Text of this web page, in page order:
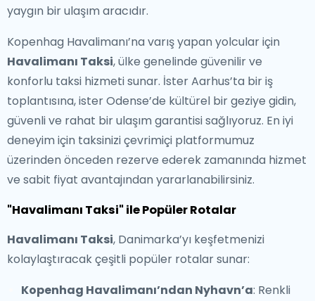
yaygın bir ulaşım aracıdır.
Kopenhag Havalimanı’na varış yapan yolcular için
Havalimanı Taksi, ülke genelinde güvenilir ve
konforlu taksi hizmeti sunar. İster Aarhus’ta bir iş
toplantısına, ister Odense’de kültürel bir geziye gidin,
güvenli ve rahat bir ulaşım garantisi sağlıyoruz. En iyi
deneyim için taksinizi çevrimiçi platformumuz
üzerinden önceden rezerve ederek zamanında hizmet
ve sabit fiyat avantajından yararlanabilirsiniz.
"Havalimanı Taksi" ile Popüler Rotalar
Havalimanı Taksi, Danimarka’yı keşfetmenizi
kolaylaştıracak çeşitli popüler rotalar sunar:
Kopenhag Havalimanı’ndan Nyhavn’a: Renkli